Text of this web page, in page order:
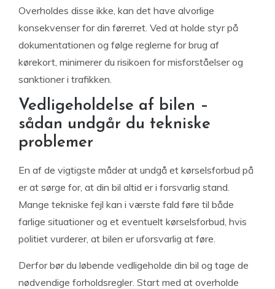
Overholdes disse ikke, kan det have alvorlige
konsekvenser for din førerret. Ved at holde styr på
dokumentationen og følge reglerne for brug af
kørekort, minimerer du risikoen for misforståelser og
sanktioner i trafikken.
Vedligeholdelse af bilen –
sådan undgår du tekniske
problemer
En af de vigtigste måder at undgå et kørselsforbud på
er at sørge for, at din bil altid er i forsvarlig stand.
Mange tekniske fejl kan i værste fald føre til både
farlige situationer og et eventuelt kørselsforbud, hvis
politiet vurderer, at bilen er uforsvarlig at føre.
Derfor bør du løbende vedligeholde din bil og tage de
nødvendige forholdsregler. Start med at overholde